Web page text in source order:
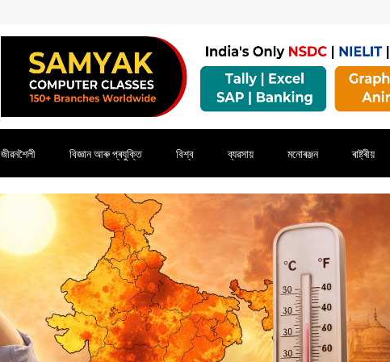
জীৱনশৈলী বিজ্ঞান আৰু প্ৰযুক্তি বিশ্ব ব্যৱসায় মনোৰঞ্জন ৰাষ্ট্ৰীয়